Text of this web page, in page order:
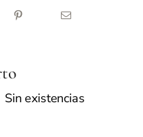
Sin existencias